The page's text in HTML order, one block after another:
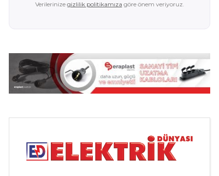
Verilerinize gizlilik politikamıza göre önem veriyoruz.